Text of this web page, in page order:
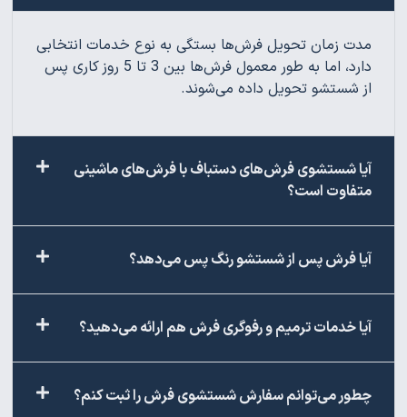
مدت زمان تحویل فرش‌ها بستگی به نوع خدمات انتخابی
دارد، اما به طور معمول فرش‌ها بین 3 تا 5 روز کاری پس
از شستشو تحویل داده می‌شوند.
آیا شستشوی فرش‌های دستباف با فرش‌های ماشینی
متفاوت است؟
آیا فرش پس از شستشو رنگ پس می‌دهد؟
آیا خدمات ترمیم و رفوگری فرش هم ارائه می‌دهید؟
چطور می‌توانم سفارش شستشوی فرش را ثبت کنم؟